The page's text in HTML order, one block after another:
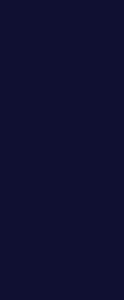
فيما قد
حسم مصيره
فوز منافسيه
ويأمل الجهاز
الفريق أداءً
التمسك بآمال
قبل الجولة